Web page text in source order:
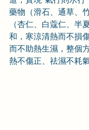
藥物（滑石、通草、
（杏仁、白蔻仁、半
和，寒涼清熱而不損
而不助熱生濕，整個
熱不傷正、祛濕不耗氣